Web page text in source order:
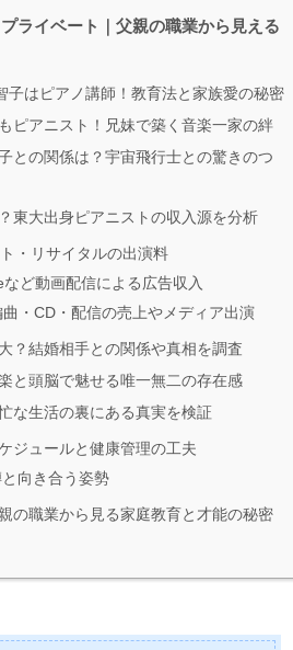
ライベート｜父親の職業から見える
子はピアノ講師！教育法と家族愛の秘密
ピアニスト！兄妹で築く音楽一家の絆
との関係は？宇宙飛行士との驚きのつ
東大出身ピアニストの収入源を分析
・リサイタルの出演料
など動画配信による広告収入
・CD・配信の売上やメディア出演
？結婚相手との関係や真相を調査
と頭脳で魅せる唯一無二の存在感
な生活の裏にある真実を検証
ジュールと健康管理の工夫
向き合う姿勢
の職業から見る家庭教育と才能の秘密